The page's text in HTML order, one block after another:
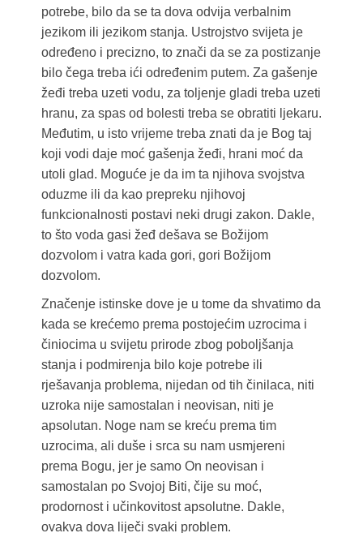
potrebe, bilo da se ta dova odvija verbalnim
jezikom ili jezikom stanja. Ustrojstvo svijeta je
određeno i precizno, to znači da se za postizanje
bilo čega treba ići određenim putem. Za gašenje
žeđi treba uzeti vodu, za toljenje gladi treba uzeti
hranu, za spas od bolesti treba se obratiti ljekaru.
Međutim, u isto vrijeme treba znati da je Bog taj
koji vodi daje moć gašenja žeđi, hrani moć da
utoli glad. Moguće je da im ta njihova svojstva
oduzme ili da kao prepreku njihovoj
funkcionalnosti postavi neki drugi zakon. Dakle,
to što voda gasi žeđ dešava se Božijom
dozvolom i vatra kada gori, gori Božijom
dozvolom.
Značenje istinske dove je u tome da shvatimo da
kada se krećemo prema postojećim uzrocima i
činiocima u svijetu prirode zbog poboljšanja
stanja i podmirenja bilo koje potrebe ili
rješavanja problema, nijedan od tih činilaca, niti
uzroka nije samostalan i neovisan, niti je
apsolutan. Noge nam se kreću prema tim
uzrocima, ali duše i srca su nam usmjereni
prema Bogu, jer je samo On neovisan i
samostalan po Svojoj Biti, čije su moć,
prodornost i učinkovitost apsolutne. Dakle,
ovakva dova liječi svaki problem.